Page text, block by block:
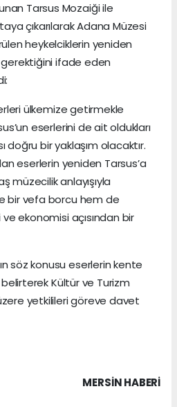
Tarsus Mozaiği ile
çıkarılarak Adana Müzesi
heykelciklerin yeniden
gerektiğini ifade eden
ülkemize getirmekle
eserlerini de ait oldukları
bir yaklaşım olacaktır.
eserlerin yeniden Tarsus’a
müzecilik anlayışıyla
bir vefa borcu hem de
ekonomisi açısından bir
söz konusu eserlerin kente
Kültür ve Turizm
yetkilileri göreve davet
MERSIN HABERİ